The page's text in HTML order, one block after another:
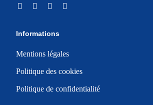
Informations
Mentions légales
Politique des cookies
Politique de confidentialité